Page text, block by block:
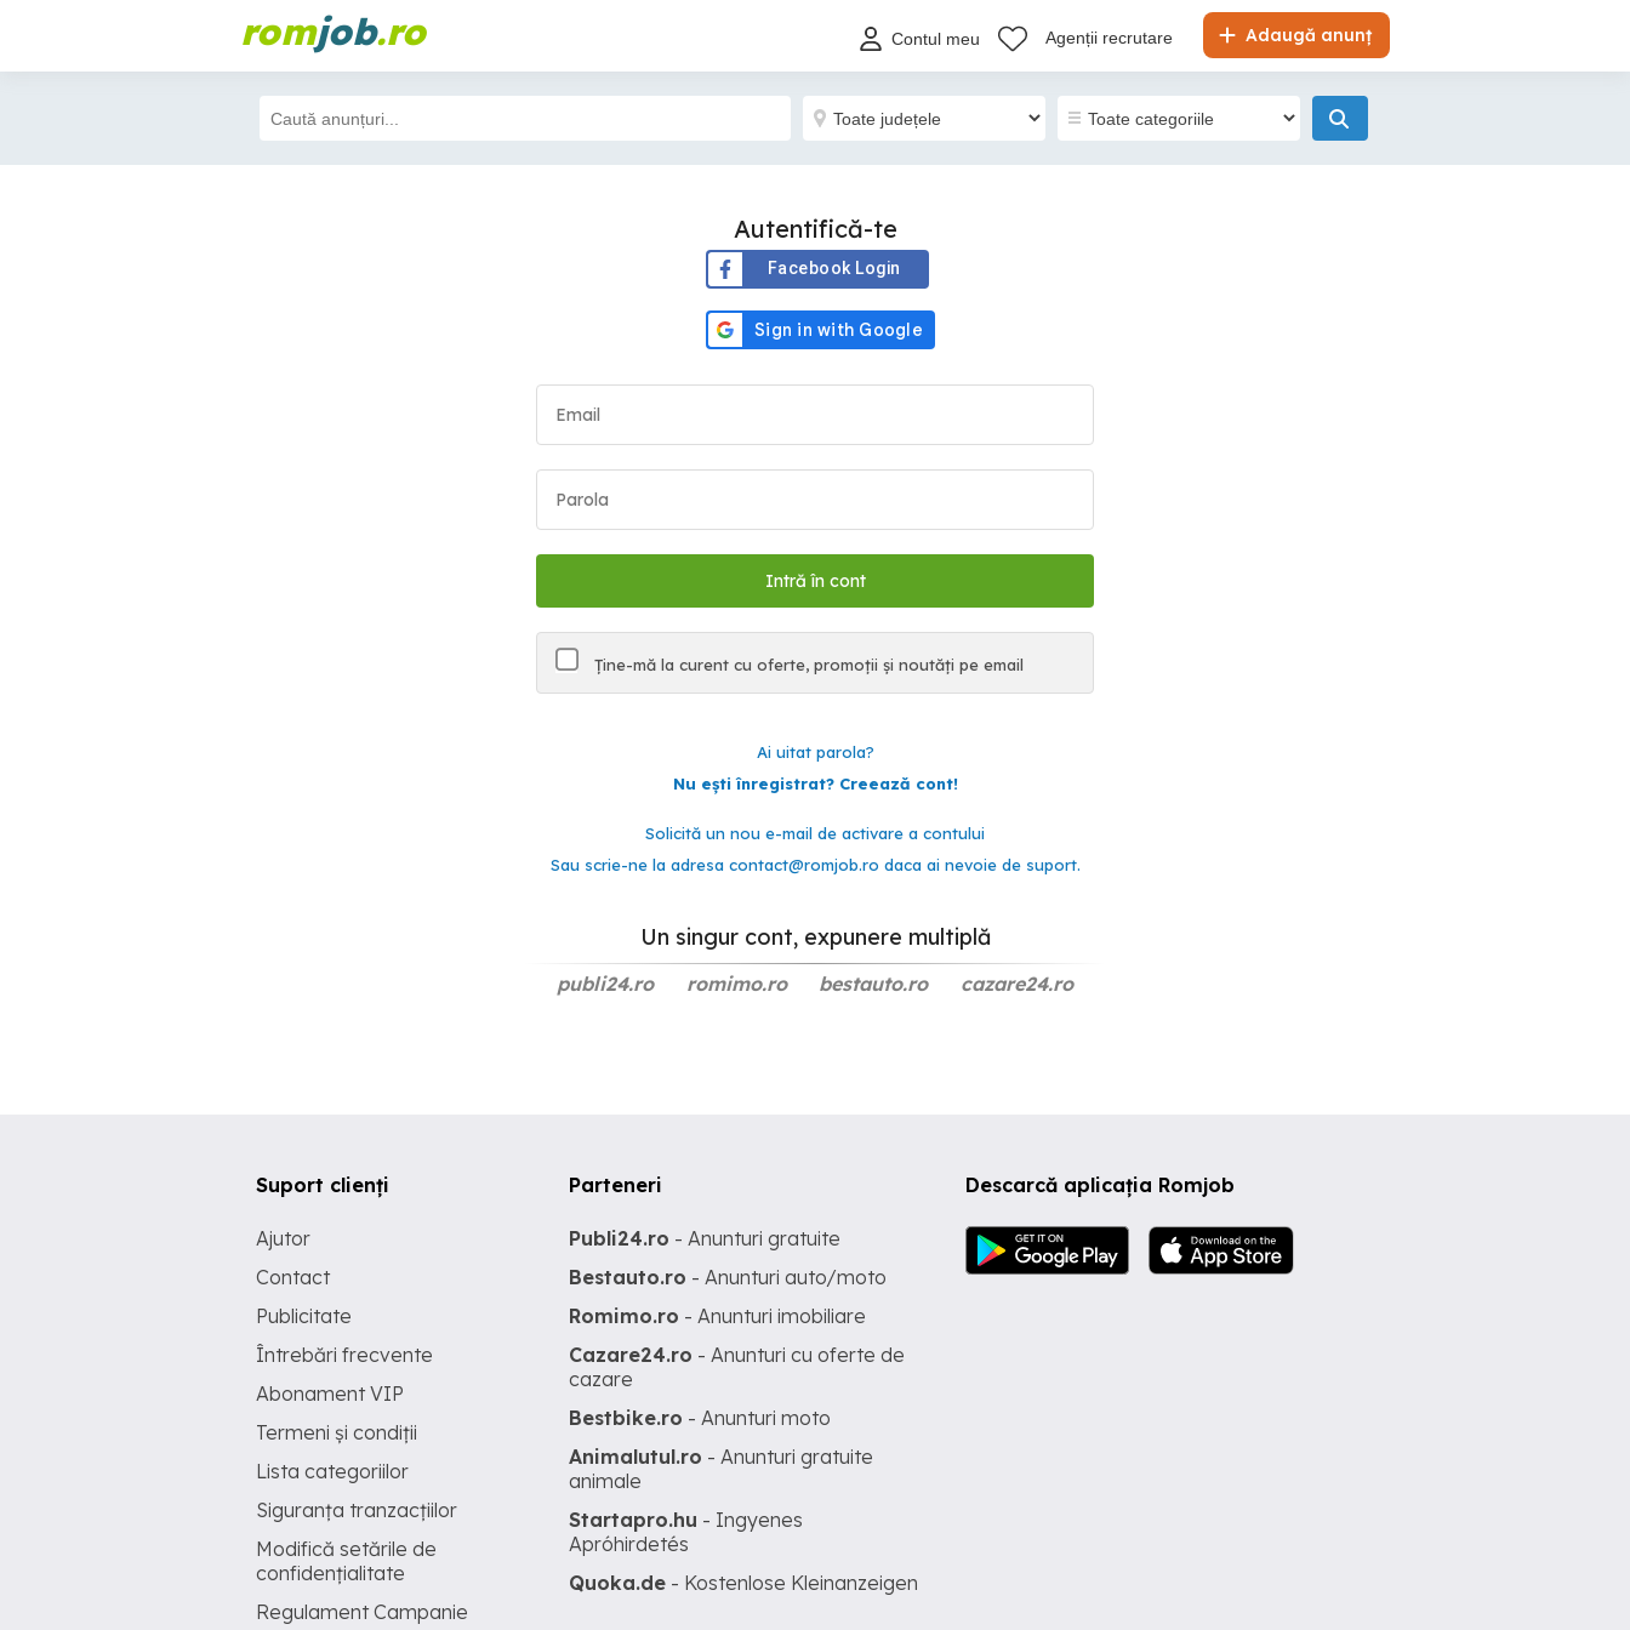
romjob.ro Adaugă anunț
Contul meu Agenții recrutare
Autentifică-te
Facebook Login
Ține-mă la curent cu oferte, promoții și noutăți pe email
Ai uitat parola?
Nu ești înregistrat? Creează cont!
Solicită un nou e-mail de activare a contului
Sau scrie-ne la adresa contact@romjob.ro daca ai nevoie de suport.
Un singur cont, expunere multiplă
publi24.ro romimo.ro bestauto.ro cazare24.ro
Descarcă aplicația Romjob
Suport clienți
Ajutor
Contact
Publicitate
Întrebări frecvente
Abonament VIP
Termeni și condiții
Lista categoriilor
Siguranța tranzacțiilor
Modifică setările de
confidențialitate
Regulament Campanie
Parteneri
Publi24.ro - Anunturi gratuite
Bestauto.ro - Anunturi auto/moto
Romimo.ro - Anunturi imobiliare
Cazare24.ro - Anunturi cu oferte de
cazare
Bestbike.ro - Anunturi moto
Animalutul.ro - Anunturi gratuite
animale
Startapro.hu - Ingyenes
Apróhirdetés
Quoka.de - Kostenlose Kleinanzeigen